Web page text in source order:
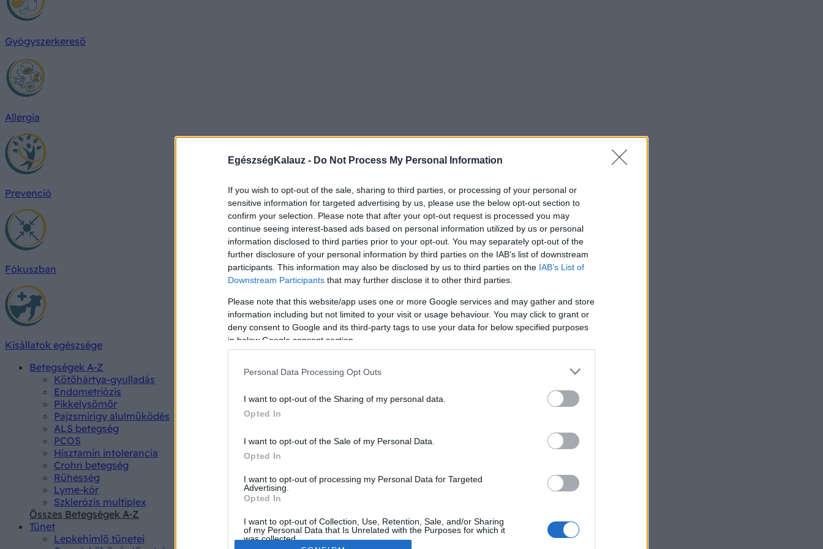
EgészségKalauz - Do Not Process My Personal Information
If you wish to opt-out of the sale, sharing to third parties, or processing of your personal or
sensitive information for targeted advertising by us, please use the below opt-out section to
confirm your selection. Please note that after your opt-out request is processed you may
continue seeing interest-based ads based on personal information utilized by us or personal
information disclosed to third parties prior to your opt-out. You may separately opt-out of the
further disclosure of your personal information by third parties on the IAB’s list of downstream
participants. This information may also be disclosed by us to third parties on the IAB’s List of
Downstream Participants that may further disclose it to other third parties.
Please note that this website/app uses one or more Google services and may gather and store
information including but not limited to your visit or usage behaviour. You may click to grant or
deny consent to Google and its third-party tags to use your data for below specified purposes
in below Google consent section.
Personal Data Processing Opt Outs
I want to opt-out of the Sharing of my personal data.
Opted In
I want to opt-out of the Sale of my Personal Data.
Opted In
I want to opt-out of processing my Personal Data for Targeted
Advertising.
Opted In
I want to opt-out of Collection, Use, Retention, Sale, and/or Sharing
of my Personal Data that Is Unrelated with the Purposes for which it
was collected.
Gyógyszerkereső
Allergia
Prevenció
Fókuszban
Kisállatok egészsége
Betegségek A-Z
Kötőhártya-gyulladás
Endometriózis
Pikkelysömör
Pajzsmirigy alulműködés
ALS betegség
PCOS
Hisztamin intolerancia
Crohn betegség
Rühesség
Lyme-kór
Szklerózis multiplex
Összes Betegségek A-Z
Tünet
Lepkehimlő tünetei